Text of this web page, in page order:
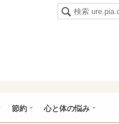
節約 心と体の悩み